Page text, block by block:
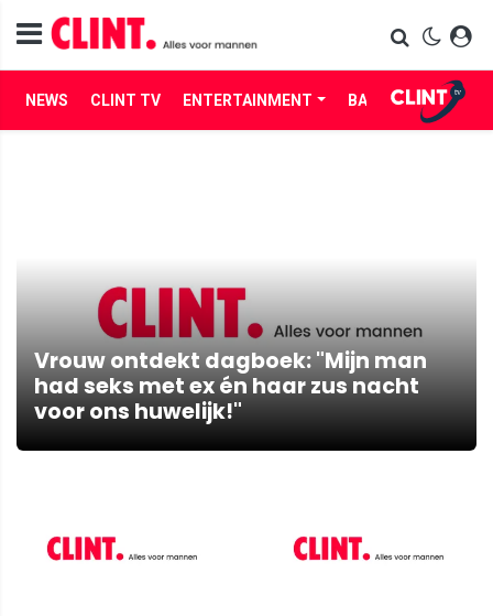
NEWS CLINT TV ENTERTAINMENT BABES LIFE
Vrouw ontdekt dagboek: "Mijn man
had seks met ex én haar zus nacht
voor ons huwelijk!"